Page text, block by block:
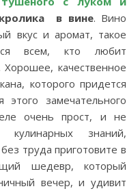
в вине. Вино
вкус и аромат, такое
всем, кто любит
качественное
которого придется
этого замечательного
очень прост, и не
кулинарных знаний,
труда приготовите в
шедевр, который
вечер, и удивит